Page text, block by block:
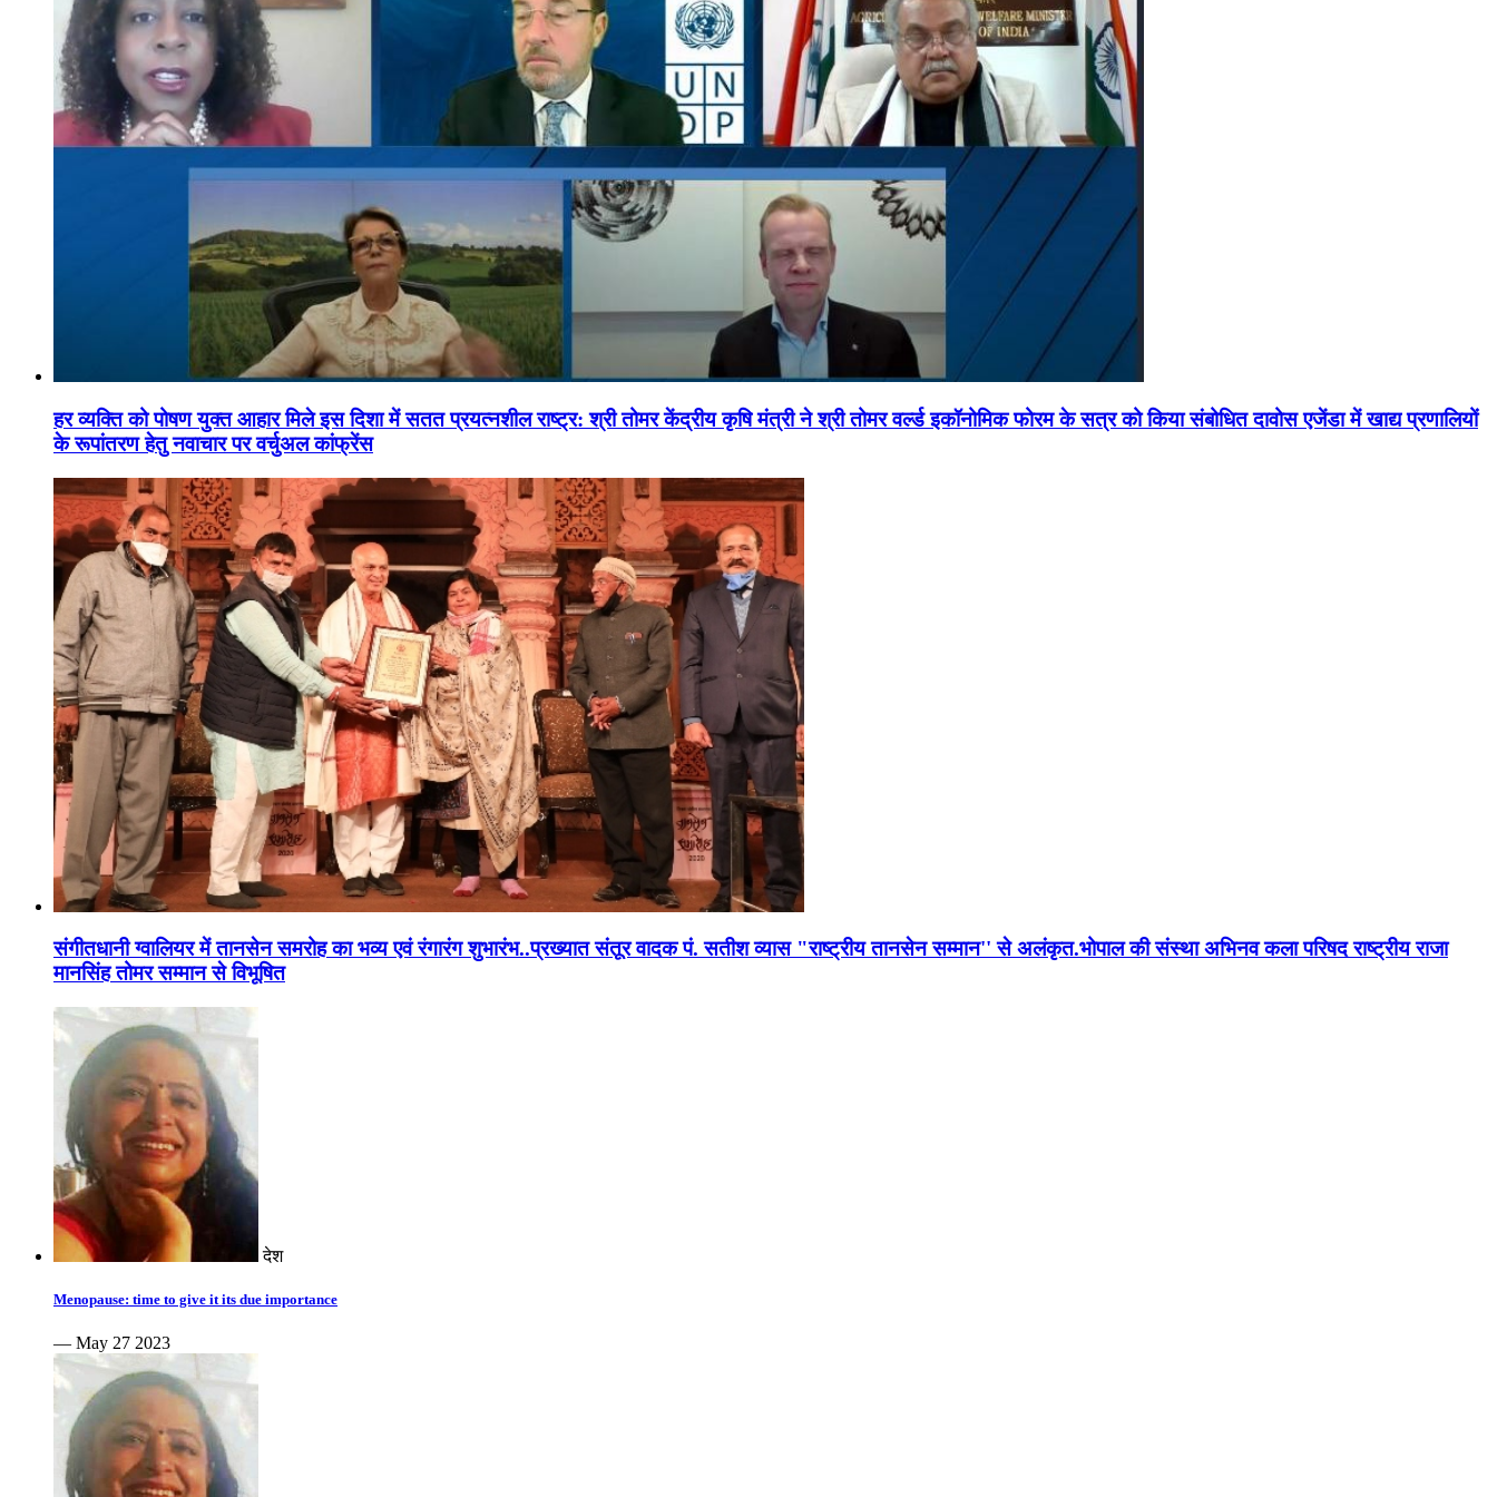
हर व्यक्ति को पोषण युक्त आहार मिले इस दिशा में सतत प्रयत्नशील राष्ट्र: श्री तोमर केंद्रीय कृषि मंत्री ने श्री तोमर वर्ल्ड इकॉनोमिक फोरम के सत्र को किया संबोधित दावोस एजेंडा में खाद्य प्रणालियों
के रूपांतरण हेतु नवाचार पर वर्चुअल कांफ्रेंस
संगीतधानी ग्वालियर में तानसेन समरोह का भव्य एवं रंगारंग शुभारंभ..प्रख्यात संतूर वादक पं. सतीश व्यास "राष्ट्रीय तानसेन सम्मान'' से अलंकृत.भोपाल की संस्था अभिनव कला परिषद राष्ट्रीय राजा
मानसिंह तोमर सम्मान से विभूषित
देश
Menopause: time to give it its due importance
— May 27 2023